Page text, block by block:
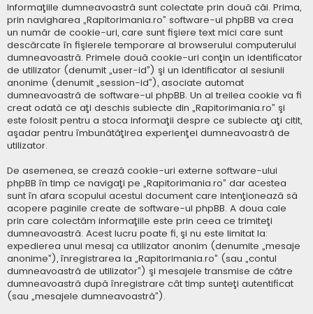
Informaţiile dumneavoastră sunt colectate prin două căi. Prima,
prin navigharea „Rapitorimania.ro” software-ul phpBB va crea
un număr de cookie-uri, care sunt fişiere text mici care sunt
descărcate în fişierele temporare al browserului computerului
dumneavoastră. Primele două cookie-uri conţin un identificator
de utilizator (denumit „user-id”) şi un identificator al sesiunii
anonime (denumit „session-id”), asociate automat
dumneavoastră de software-ul phpBB. Un al treilea cookie va fi
creat odată ce aţi deschis subiecte din „Rapitorimania.ro” şi
este folosit pentru a stoca informaţii despre ce subiecte aţi citit,
aşadar pentru îmbunătăţirea experienţei dumneavoastră de
utilizator.
De asemenea, se crează cookie-uri externe software-ului
phpBB în timp ce navigaţi pe „Rapitorimania.ro” dar acestea
sunt în afara scopului acestui document care intenţionează să
acopere paginile create de software-ul phpBB. A doua cale
prin care colectăm informaţiile este prin ceea ce trimiteţi
dumneavoastră. Acest lucru poate fi, şi nu este limitat la:
expedierea unui mesaj ca utilizator anonim (denumite „mesaje
anonime”), înregistrarea la „Rapitorimania.ro” (sau „contul
dumneavoastră de utilizator”) şi mesajele transmise de către
dumneavoastră după înregistrare cât timp sunteţi autentificat
(sau „mesajele dumneavoastră”).